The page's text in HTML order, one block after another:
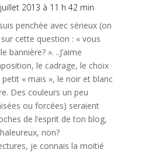
2013 à 11 h 42 min
penchée avec sérieux (on
cette question : « vous
bannière? ». ..J’aime
le cadrage, le choix
« mais », le noir et blanc
Des couleurs un peu
ou forcées) seraient
de l’esprit de ton blog,
non?
je connais la moitié